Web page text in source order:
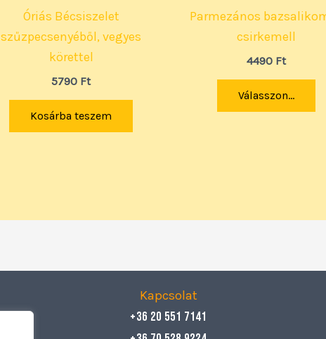
Óriás Bécsiszelet
szűzpecsenyéből, vegyes
körettel
5790 Ft
Kosárba teszem
Parmezános
csirkemell
4490 Ft
Válasszon...
Kapcsolat
+36 20 551 7141